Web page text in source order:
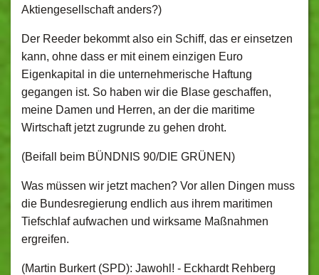
Aktiengesellschaft anders?)
Der Reeder bekommt also ein Schiff, das er einsetzen
kann, ohne dass er mit einem einzigen Euro
Eigenkapital in die unternehmerische Haftung
gegangen ist. So haben wir die Blase geschaffen,
meine Damen und Herren, an der die maritime
Wirtschaft jetzt zugrunde zu gehen droht.
(Beifall beim BÜNDNIS 90/DIE GRÜNEN)
Was müssen wir jetzt machen? Vor allen Dingen muss
die Bundesregierung endlich aus ihrem maritimen
Tiefschlaf aufwachen und wirksame Maßnahmen
ergreifen.
(Martin Burkert (SPD): Jawohl! ‑ Eckhardt Rehberg